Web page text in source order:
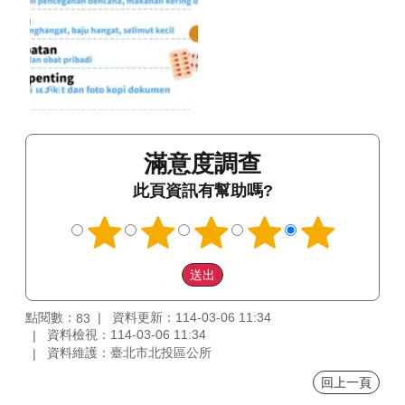
滿意度調查
此頁資訊有幫助嗎?
點閱數： 83
資料更新：114-03-06 11:34
資料檢視：114-03-06 11:34
資料維護：臺北市北投區公所
回上一頁